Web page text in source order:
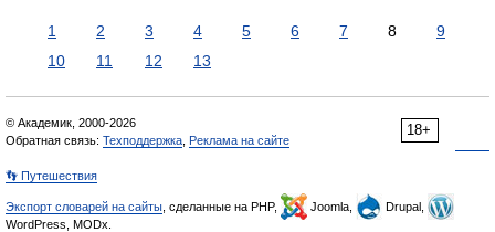
1 2 3 4 5 6 7 8
9
10
11 12 13
18+
© Академик, 2000-2026
Обратная связь: Техподдержка Реклама на сайте
👣 Путешествия
Экспорт словарей на сайты , сделанные на PHP, Joomla,
Drupal,
WordPress, MODx.